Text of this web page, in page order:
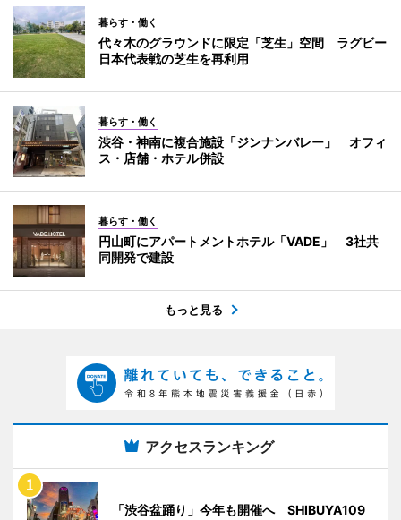
暮らす・働く
代々木のグラウンドに限定「芝生」空間 ラグビー
日本代表戦の芝生を再利用
暮らす・働く
渋谷・神南に複合施設「ジンナンバレー」 オフィ
ス・店舗・ホテル併設
暮らす・働く
円山町にアパートメントホテル「VADE」 3社共
同開発で建設
もっと見る
アクセスランキング
「渋谷盆踊り」今年も開催へ SHIBUYA109